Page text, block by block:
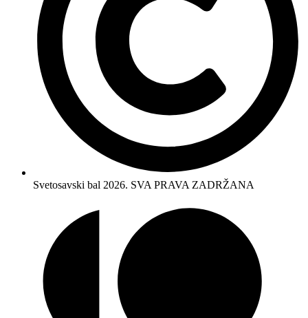
Svetosavski bal 2026. SVA PRAVA ZADRŽANA